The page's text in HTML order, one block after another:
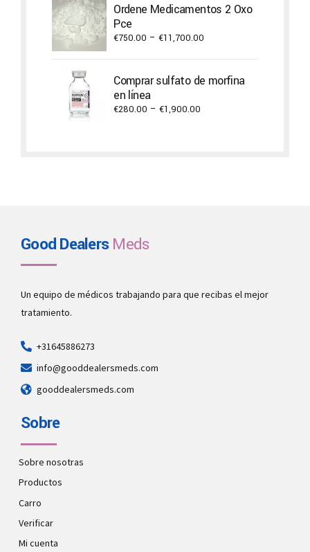
through
Ordene Medicamentos 2 Oxo
Pce
€750.00 – €11,700.00
through
Comprar sulfato de morfina
en línea
€280.00 – €1,900.00
Good DealersMeds
Un equipo de médicos trabajando para que recibas el mejor
tratamiento.
+31645886273
info@gooddealersmeds.com
gooddealersmeds.com
Sobre
Sobre nosotras
Productos
Carro
Verificar
Mi cuenta